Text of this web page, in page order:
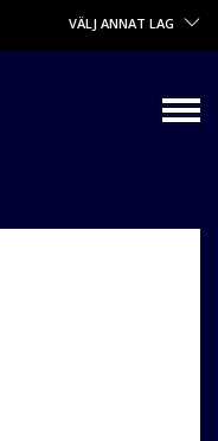
VÄLJ ANNAT LAG